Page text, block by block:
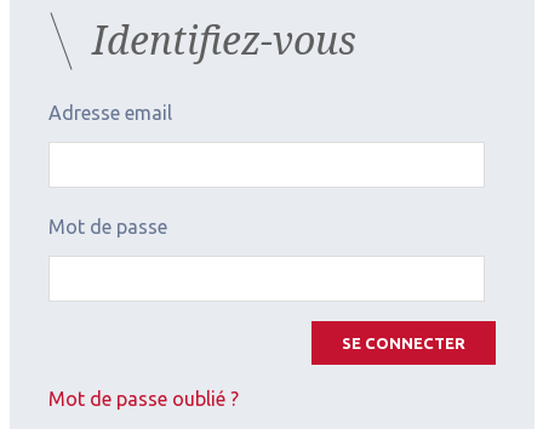
Identifiez-vous
Adresse email
Mot de passe
SE CONNECTER
Mot de passe oublié ?